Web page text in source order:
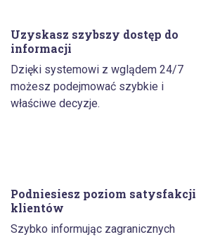
Uzyskasz szybszy dostęp do
informacji
Dzięki systemowi z wglądem 24/7
możesz podejmować szybkie i
właściwe decyzje.
Podniesiesz poziom satysfakcji
klientów
Szybko informując zagranicznych